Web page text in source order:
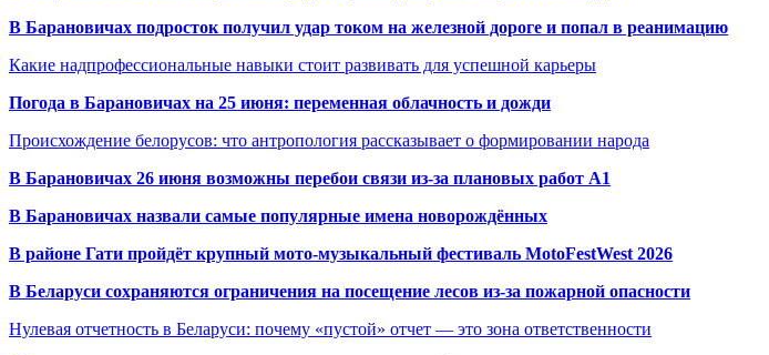
В Барановичах подросток получил удар током на железной дороге и попал в реанимацию
Какие надпрофессиональные навыки стоит развивать для успешной карьеры
Погода в Барановичах на 25 июня: переменная облачность и дожди
Происхождение белорусов: что антропология рассказывает о формировании народа
В Барановичах 26 июня возможны перебои связи из-за плановых работ A1
В Барановичах назвали самые популярные имена новорождённых
В районе Гати пройдёт крупный мото-музыкальный фестиваль MotoFestWest 2026
В Беларуси сохраняются ограничения на посещение лесов из-за пожарной опасности
Нулевая отчетность в Беларуси: почему «пустой» отчет — это зона ответственности